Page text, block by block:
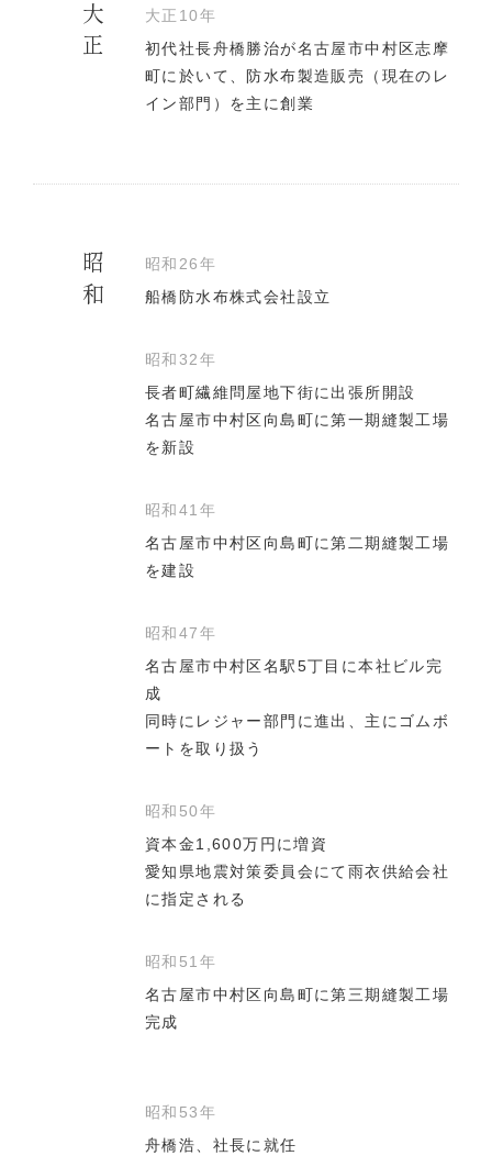
大正
大正10年
初代社長舟橋勝治が名古屋市中村区志摩
町に於いて、防水布製造販売（現在のレ
イン部門）を主に創業
昭和
昭和26年
船橋防水布株式会社設立
昭和32年
長者町繊維問屋地下街に出張所開設
名古屋市中村区向島町に第一期縫製工場
を新設
昭和41年
名古屋市中村区向島町に第二期縫製工場
を建設
昭和47年
名古屋市中村区名駅5丁目に本社ビル完
成
同時にレジャー部門に進出、主にゴムボ
ートを取り扱う
昭和50年
資本金1,600万円に増資
愛知県地震対策委員会にて雨衣供給会社
に指定される
昭和51年
名古屋市中村区向島町に第三期縫製工場
完成
昭和53年
舟橋浩、社長に就任